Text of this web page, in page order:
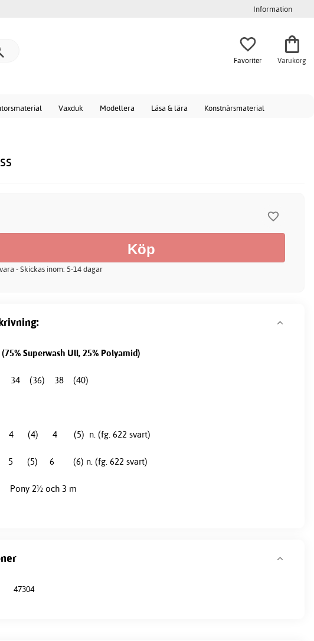
Information
Favoriter Varukorg
Vaxduk Modellera Läsa & lära Konstnärsmaterial
- Skickas inom: 5-14 dagar
Superwash Ull, 25% Polyamid)
(36) 38 (40)
(4) 4 (5) n. (fg. 622 svart)
6 (6) n. (fg. 622 svart)
2½ och 3 m
47304